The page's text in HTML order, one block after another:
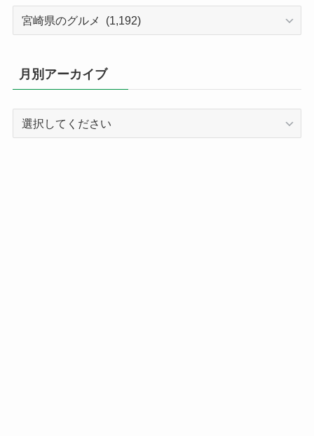
カ
リ
ー
記
事
月別アーカイブ